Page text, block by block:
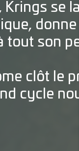
Krings se
tout son
clôt le
cycle